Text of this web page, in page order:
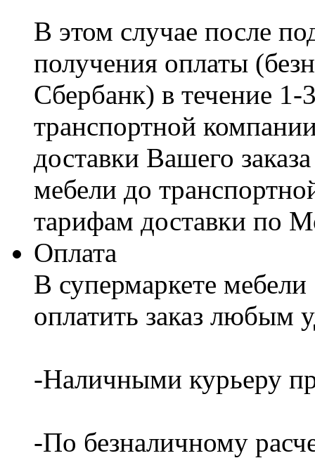
В этом случае после
получения оплаты
Сбербанк) в течение
транспортной
доставки Вашего
мебели до
тарифам доставки по
Оплата
В супермаркете
оплатить заказ любым
-Наличными курьеру
-По безналичному